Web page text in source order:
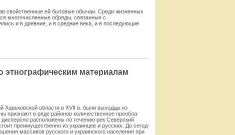
свойственные ей бытовые обычаи. Среди жизненных
многочисленные обряды, связанные с
и в древние, и в средние века, и в последующие
этнографическим материалам
Харьковской области в XVII в. были выходцы из
признают в ряде районов количественное преобла­
расположены по течению рек Северский
преимущественно из украинцев и русских. До сегод­
массивов русского и ук­раинского населения при